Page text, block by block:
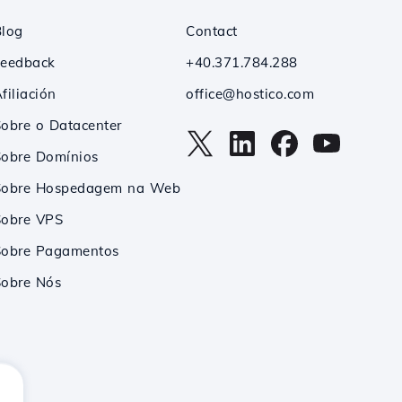
o Datacenter
Domínios
Hospedagem na Web
VPS
Pagamentos
Nós
Contact
+40.371.784.288
office@hostico.com